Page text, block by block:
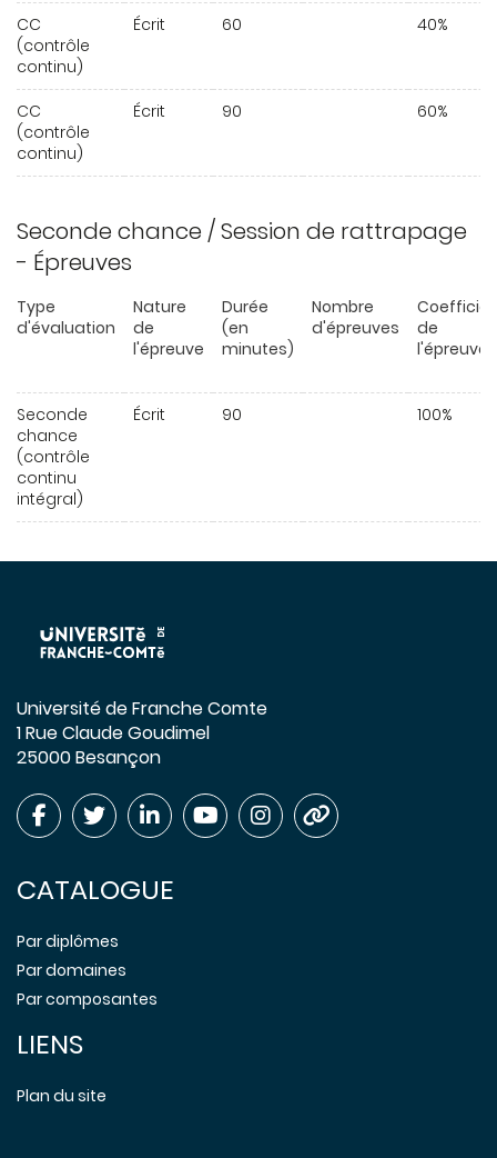
CC
(contrôle
continu)
Écrit 60 40%
CC
(contrôle
continu)
Écrit 90 60%
Seconde chance / Session de rattrapage
- Épreuves
Type
d'évaluation
Nature
de
l'épreuve
Durée
(en
minutes)
Nombre
d'épreuves
de
l'épreuve
Seconde
chance
(contrôle
continu
intégral)
Écrit 90 100%
Université de Franche Comte
1 Rue Claude Goudimel
25000 Besançon
CATALOGUE
Par diplômes
Par domaines
Par composantes
LIENS
Plan du site